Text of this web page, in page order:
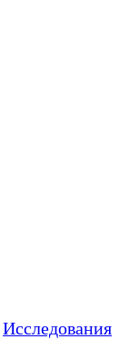
Исследования